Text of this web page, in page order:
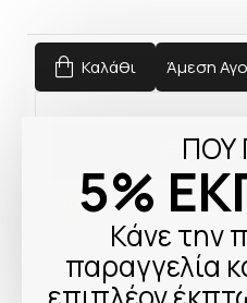
ΠΟΥ
5%
Κάνε την
παραγγελία
Καλάθι Άμεση